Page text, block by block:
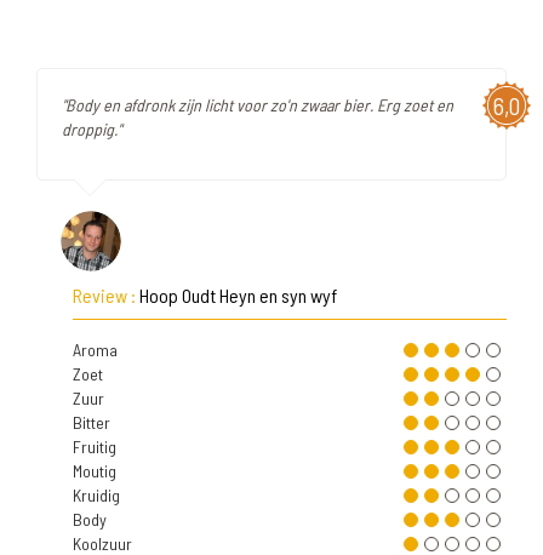
6,0
"Body en afdronk zijn licht voor zo'n zwaar bier. Erg zoet en
droppig."
Review : Hoop Oudt Heyn en syn wyf
Aroma
Zoet
Zuur
Bitter
Fruitig
Moutig
Kruidig
Body
Koolzuur